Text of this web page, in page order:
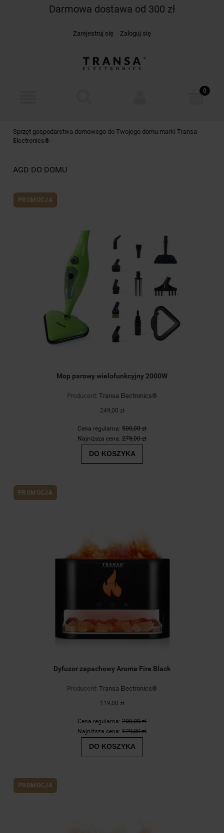
Darmowa dostawa od 300 zł
Zarejestruj się Zaloguj się
Sprzęt gospodarstwa domowego do Twojego domu marki Transa
Electronics®
AGD DO DOMU
Mop parowy wielofunkcyjny 2000W
Producent: Transa Electronics®
249,00 zł
Cena regularna: 500,00 zł
Najniższa cena: 278,00 zł
DO KOSZYKA
PROMOCJA
Dyfuzor zapachowy Aroma Fire Black
Producent: Transa Electronics®
119,00 zł
Cena regularna: 200,00 zł
Najniższa cena: 129,00 zł
DO KOSZYKA
PROMOCJA
PROMOCJA